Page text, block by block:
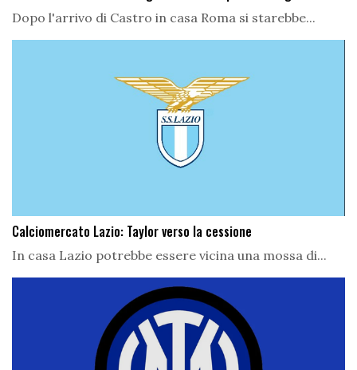
Dopo l'arrivo di Castro in casa Roma si starebbe...
Calciomercato Lazio: Taylor verso la cessione
In casa Lazio potrebbe essere vicina una mossa di...